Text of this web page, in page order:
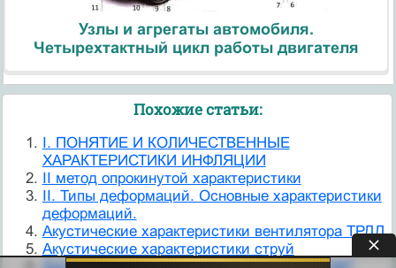
Узлы и агрегаты автомобиля.
Четырехтактный цикл работы двигателя
Похожие статьи:
I. ПОНЯТИЕ И КОЛИЧЕСТВЕННЫЕ
ХАРАКТЕРИСТИКИ ИНФЛЯЦИИ
II метод опрокинутой характеристики
II. Типы деформаций. Основные характеристики
деформаций.
Акустические характеристики вентилятора ТРДД
Акустические характеристики струй